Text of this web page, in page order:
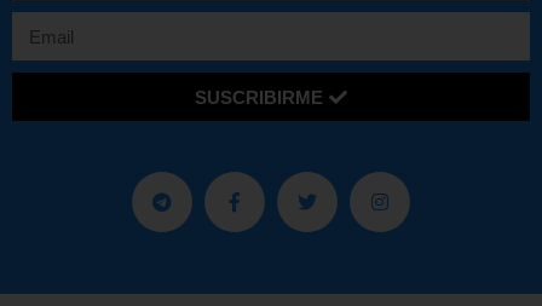
SUSCRIBIRME